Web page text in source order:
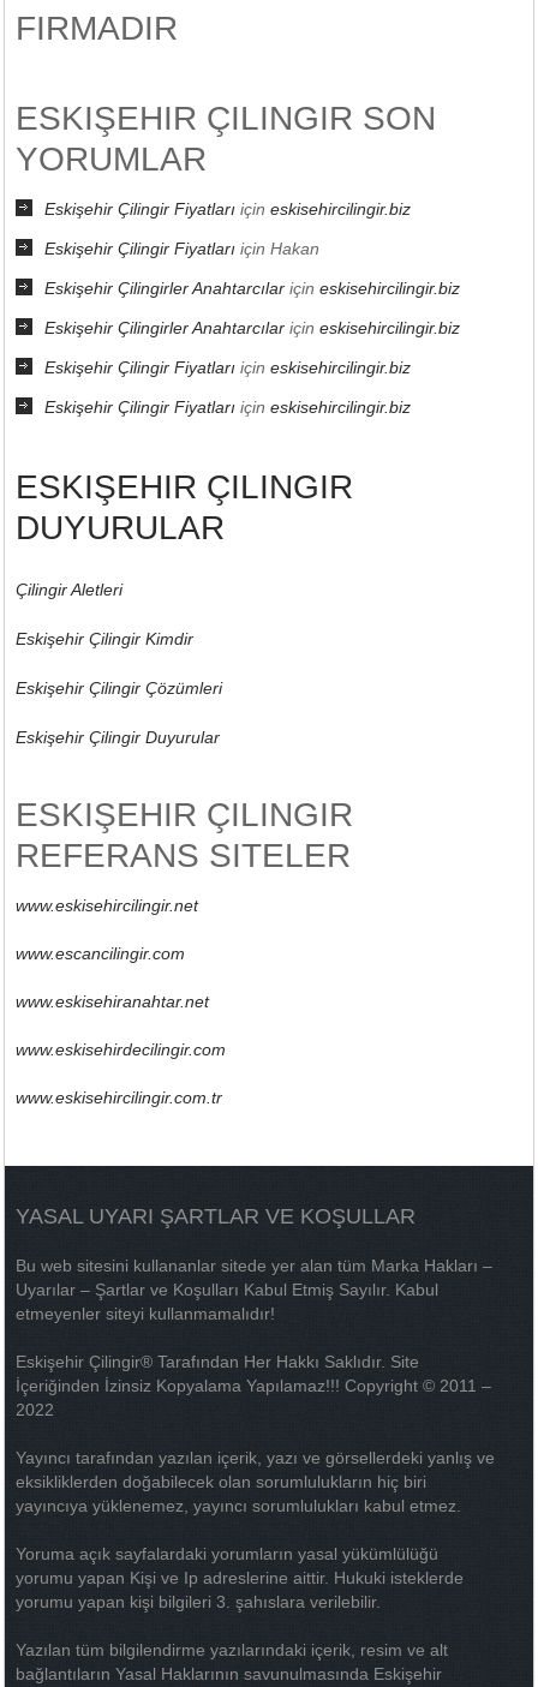
FIRMADIR
ESKIŞEHIR ÇILINGIR SON
YORUMLAR
Eskişehir Çilingir Fiyatları içineskisehircilingir.biz
Eskişehir Çilingir Fiyatları içinHakan
Eskişehir Çilingirler Anahtarcılar içineskisehircilingir.biz
Eskişehir Çilingirler Anahtarcılar içineskisehircilingir.biz
Eskişehir Çilingir Fiyatları içineskisehircilingir.biz
Eskişehir Çilingir Fiyatları içineskisehircilingir.biz
ESKIŞEHIR ÇILINGIR
DUYURULAR
Çilingir Aletleri
Eskişehir Çilingir Kimdir
Eskişehir Çilingir Çözümleri
Eskişehir Çilingir Duyurular
ESKIŞEHIR ÇILINGIR
REFERANS SITELER
www.eskisehircilingir.net
www.escancilingir.com
www.eskisehiranahtar.net
www.eskisehirdecilingir.com
www.eskisehircilingir.com.tr
YASAL UYARI ŞARTLAR VE KOŞULLAR
Bu web sitesini kullananlar sitede yer alan tüm Marka Hakları –
Uyarılar – Şartlar ve Koşulları Kabul Etmiş Sayılır. Kabul
etmeyenler siteyi kullanmamalıdır!
Eskişehir Çilingir® Tarafından Her Hakkı Saklıdır. Site
İçeriğinden İzinsiz Kopyalama Yapılamaz!!! Copyright © 2011 –
2022
Yayıncı tarafından yazılan içerik, yazı ve görsellerdeki yanlış ve
eksikliklerden doğabilecek olan sorumlulukların hiç biri
yayıncıya yüklenemez, yayıncı sorumlulukları kabul etmez.
Yoruma açık sayfalardaki yorumların yasal yükümlülüğü
yorumu yapan Kişi ve Ip adreslerine aittir. Hukuki isteklerde
yorumu yapan kişi bilgileri 3. şahıslara verilebilir.
Yazılan tüm bilgilendirme yazılarındaki içerik, resim ve alt
bağlantıların Yasal Haklarının savunulmasında Eskişehir